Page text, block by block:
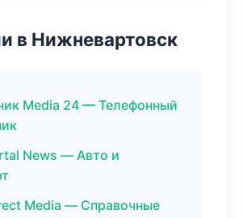
в Нижневартовск
Media 24 — Телефонный
News — Авто и
Media — Справочные